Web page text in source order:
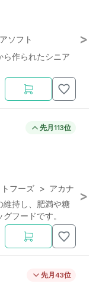
ソフト
ら作られたシニア
先月113位
フーズ > アカナ
維持し、肥満や糖
フードです。
先月43位